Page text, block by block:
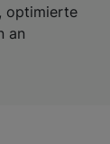
optimierte
an